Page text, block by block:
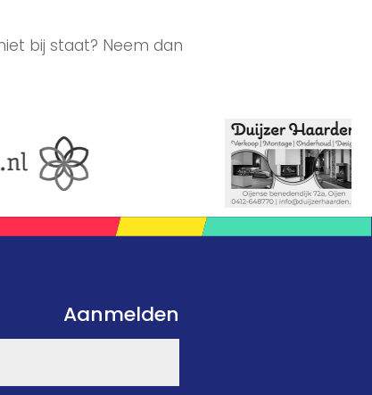
bij staat? Neem dan
Aanmelden